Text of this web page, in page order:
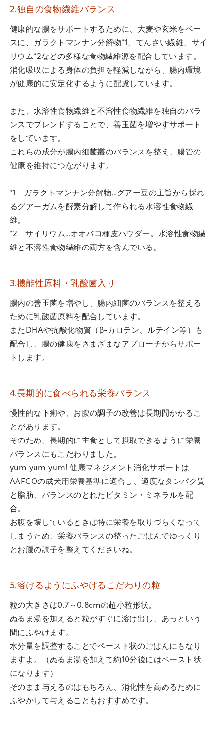
2.独自の食物繊維バランス
健康的な腸をサポートするために、大麦や玄米をベー
スに、ガラクトマンナン分解物*1、てんさい繊維、サイ
リウム*2などの多様な食物繊維源を配合しています。
消化吸収による身体の負担を軽減しながら、腸内環境
が健康的に安定化するように配慮しています。
また、水溶性食物繊維と不溶性食物繊維を独自のバラ
ンスでブレンドすることで、善玉菌を増やすサポート
をしています。
これらの成分が腸内細菌叢のバランスを整え、腸管の
健康を維持につながります。
*1 ガラクトマンナン分解物…グアー豆の主旨から採れ
るグアーガムを酵素分解して作られる水溶性食物繊
維。
*2 サイリウム…オオバコ種皮パウダー。水溶性食物繊
維と不溶性食物繊維の両方を含んでいる。
3.機能性原料・乳酸菌入り
腸内の善玉菌を増やし、腸内細菌のバランスを整える
ために乳酸菌原料を配合しています。
またDHAや抗酸化物質（β-カロテン、ルテイン等）も
配合し、腸の健康をさまざまなアプローチからサポー
トします。
4.長期的に食べられる栄養バランス
慢性的な下痢や、お腹の調子の改善は長期間かかるこ
とがあります。
そのため、長期的に主食として摂取できるように栄養
バランスにもこだわりました。
yum yum yum! 健康マネジメント消化サポートは
AAFCOの成犬用栄養基準に適合し、適度なタンパク質
と脂肪、バランスのとれたビタミン・ミネラルを配
合。
お腹を壊しているときは特に栄養を取りづらくなって
しまうため、栄養バランスの整ったごはんでゆっくり
とお腹の調子を整えてくださいね。
5.溶けるようにふやけるこだわりの粒
粒の大きさは0.7～0.8cmの超小粒形状。
ぬるま湯を加えると粒がすぐに溶け出し、あっという
間にふやけます。
水分量を調整することでペースト状のごはんにもなり
ますよ。（ぬるま湯を加えて約10分後にはペースト状
になります）
そのまま与えるのはもちろん、消化性を高めるために
ふやかして与えることもおすすめです。